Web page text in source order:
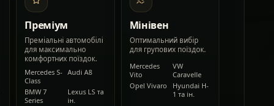
Преміум
Преміальні автомобілі
для максимально
комфортних поїздок.
Mercedes S-
Class
Audi A8
BMW 7
Series
Lexus LS та
ін.
Мінівен
Оптимальний вибір
для групових поїздок.
Mercedes
Vito
VW
Caravelle
Opel Vivaro
Hyundai H-
1 та ін.